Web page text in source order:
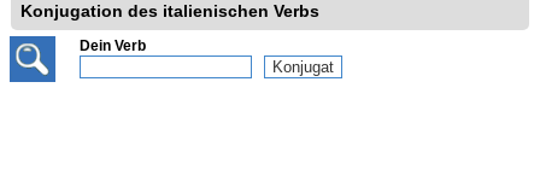
Konjugation des italienischen Verbs
Dein Verb